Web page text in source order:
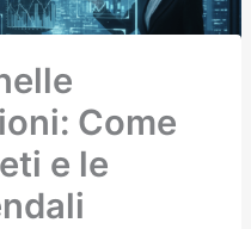
Come
e le